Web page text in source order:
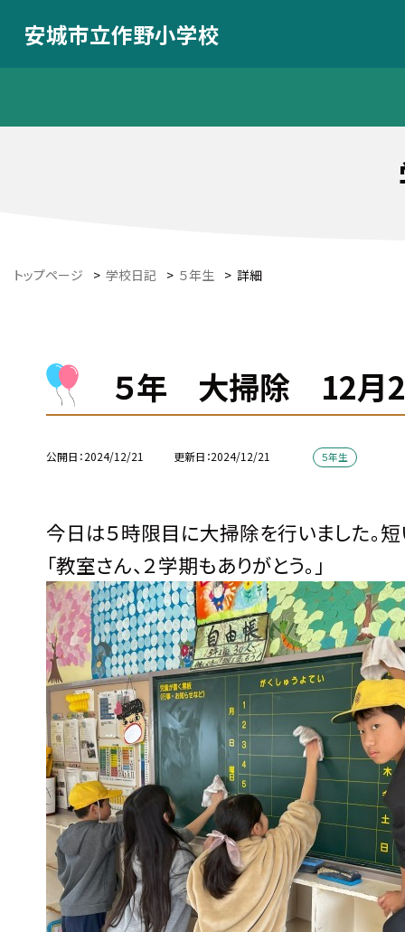
安城市立作野小学校
トップページ > 学校日記 > ５年生 > 詳細
５年 大掃除 12月
公開日 2024/12/21 更新日 2024/12/21 ５年生
今日は５時限目に大掃除を行いました。
「教室さん、２学期もありがとう。」